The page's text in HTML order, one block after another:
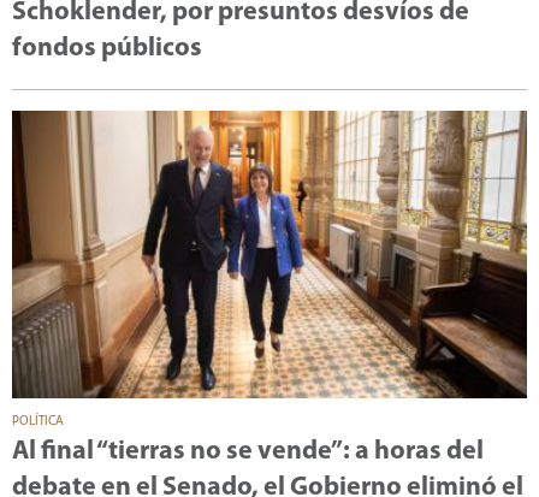
Schoklender, por presuntos desvíos de
fondos públicos
POLÍTICA
Al final “tierras no se vende”: a horas del
debate en el Senado, el Gobierno eliminó el